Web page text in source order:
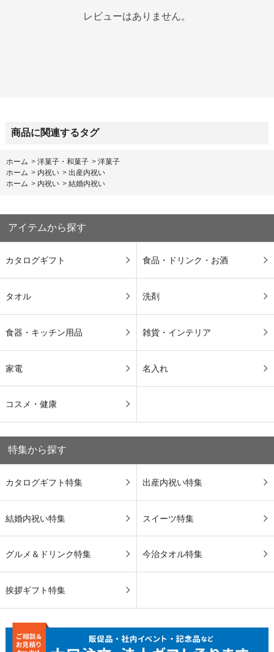
レビューはありません。
商品に関連するタグ
ホーム > 洋菓子・和菓子 > 洋菓子
ホーム > 内祝い > 出産内祝い
ホーム > 内祝い > 結婚内祝い
アイテムから探す
カタログギフト 食品・ドリンク・お酒
タオル 洗剤
食器・キッチン用品 雑貨・インテリア
家電 名入れ
コスメ・健康
特集から探す
カタログギフト特集 出産内祝い特集
結婚内祝い特集 スイーツ特集
グルメ＆ドリンク特集 今治タオル特集
挨拶ギフト特集